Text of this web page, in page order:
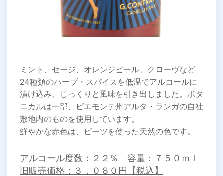
ミント、セージ、オレンジピール、クローヴなど
24種類のハーブ・スパイスを低温でアルコールに
漬け込み、じっくりと風味を引き出しました。ボタ
ニカルは一部、ピエモンテ州アルタ・ランガの自社
敷地内のものを使用しています。
鮮やかな赤色は、ビーツを使った天然の色です。
アルコール度数：２２％ 容量：７５０ｍｌ
旧販売価格：３，０８０円【税込】